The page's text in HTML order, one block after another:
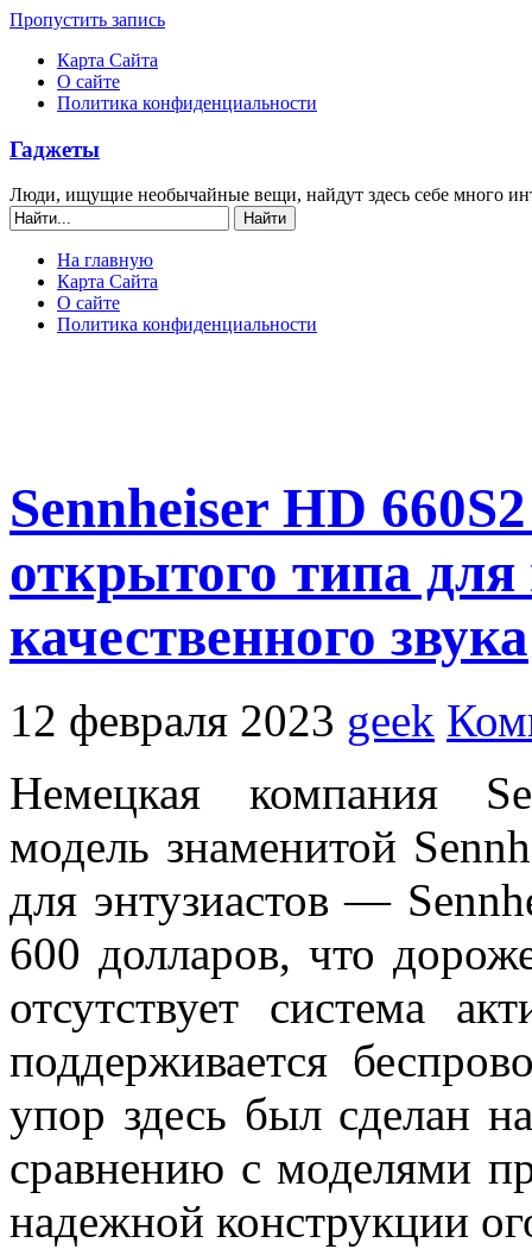
Пропустить запись
Карта Сайта
О сайте
Политика конфиденциальности
Гаджеты
Люди, ищущие необычайные вещи, найдут здесь себе много
На главную
Карта Сайта
О сайте
Политика конфиденциальности
Sennheiser HD
открытого типа для
качественного звука
12 февраля 2023 geek
Немецкая компания
модель знаменитой
для энтузиастов —
600 долларов, что
отсутствует система
поддерживается
упор здесь был сделан
сравнению с моделями
надежной конструкции